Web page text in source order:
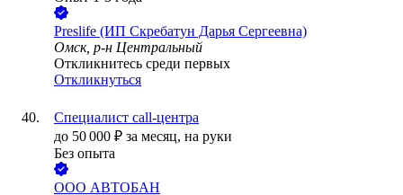
Preslife (ИП Скребатун Дарья Сергеевна)
Омск, р-н Центральный
Откликнитесь среди первых
Откликнуться
Специалист call-центра
до 50 000 ₽ за месяц, на руки
Без опыта
ООО АВТОБАН